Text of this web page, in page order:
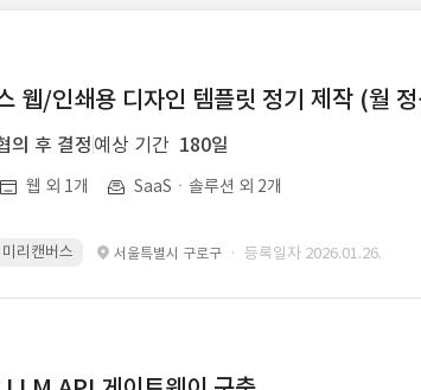
웹/인쇄용 디자인 템플릿 정기 제작 (월
의 후 결정 예상 기간 180일
웹 외 1개 SaaSㆍ솔루션 외 2개
미리캔버스 서울특별시 구로구 · 등록일자 2026.01.26.